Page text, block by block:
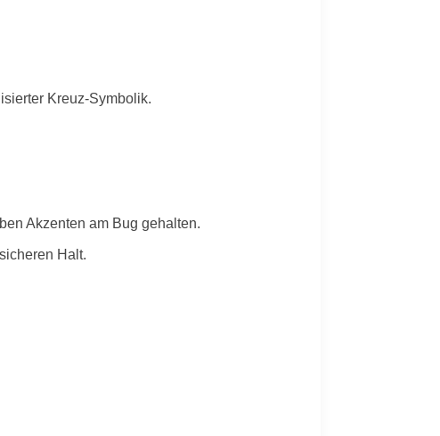
Kreuz-Symbolik.
Akzenten am Bug gehalten.
Halt.